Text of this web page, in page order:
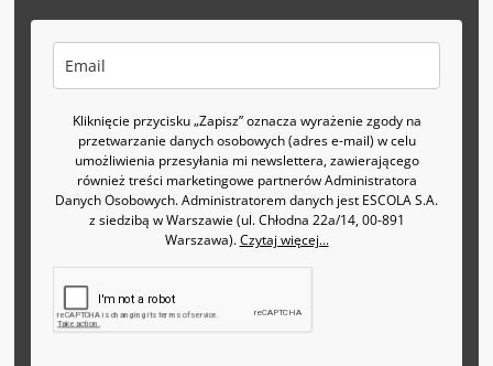
Kliknięcie przycisku „Zapisz” oznacza wyrażenie zgody na
przetwarzanie danych osobowych (adres e-mail) w celu
umożliwienia przesyłania mi newslettera, zawierającego
również treści marketingowe partnerów Administratora
Danych Osobowych. Administratorem danych jest ESCOLA S.A.
z siedzibą w Warszawie (ul. Chłodna 22a/14, 00-891
Warszawa).Czytaj więcej...